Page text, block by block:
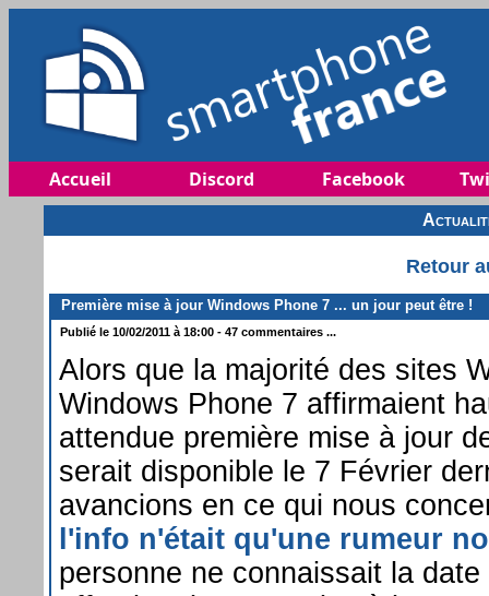
Accueil Discord Facebook
Retour
Première mise à jour Windows Phone 7 ... un jour peut être !
Publié le 10/02/2011 à 18:00 - 47 commentaires ...
Alors que la majorité des sites
Windows Phone 7 affirmaient
attendue première mise à jour
serait disponible le 7 Février
avancions en ce qui nous
l'info n'était qu'une rumeur
personne ne connaissait la